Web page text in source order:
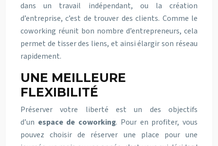
dans un travail indépendant, ou la création
d’entreprise, c’est de trouver des clients. Comme le
coworking réunit bon nombre d’entrepreneurs, cela
permet de tisser des liens, et ainsi élargir son réseau
rapidement.
UNE MEILLEURE
FLEXIBILITÉ
Préserver votre liberté est un des objectifs
d’un espace de coworking. Pour en profiter, vous
pouvez choisir de réserver une place pour une